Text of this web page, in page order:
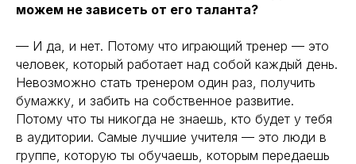
можем не зависеть от его таланта?
— И да, и нет. Потому что играющий тренер — это
человек, который работает над собой каждый день.
Невозможно стать тренером один раз, получить
бумажку, и забить на собственное развитие.
Потому что ты никогда не знаешь, кто будет у тебя
в аудитории. Самые лучшие учителя — это люди в
группе, которую ты обучаешь, которым передаешь